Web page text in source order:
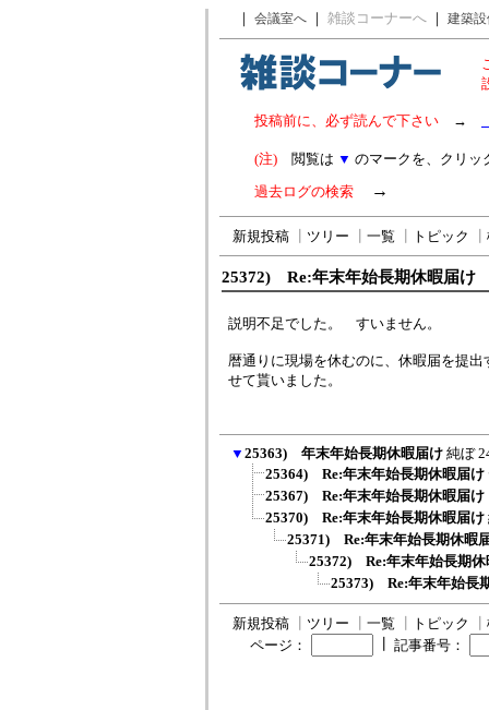
｜ 会議室へ ｜ 雑談コーナーへ ｜ 建築
投稿前に、必ず読んで下さい →
(注) 閲覧は ▼ のマークを、クリッ
過去ログの検索 →
新規投稿 ツリー 一覧 トピック
25372) Re:年末年始長期休暇届け
説明不足でした。 すいません。
暦通りに現場を休むのに、休暇届を提
せて貰いました。
▼ 25363) 年末年始長期休暇届け 純ぼ
25364) Re:年末年始長期休暇届け
25367) Re:年末年始長期休暇届け
25370) Re:年末年始長期休暇届け
25371) Re:年末年始長期休暇
25372) Re:年末年始長期休
25373) Re:年末年始長
新規投稿 ツリー 一覧 トピック
ページ：
記事番号：